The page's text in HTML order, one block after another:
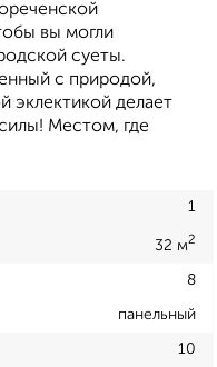
вы могли
суеты.
с природой,
эклектикой делает
Местом, где
1
32 м2
8
панельный
10